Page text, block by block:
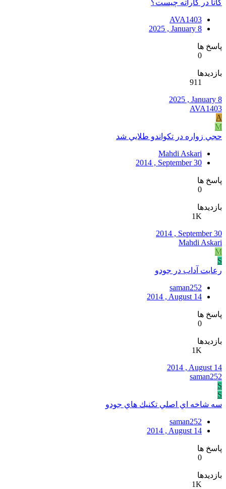
کاتا در کاراته چیست؟
AVA1403
2025 , January 8
پاسخ ها
0
بازدیدها
911
2025 , January 8
AVA1403
A
M
حجي زواره در تکواندو طلايي شد
Mahdi Askari
2014 , September 30
پاسخ ها
0
بازدیدها
1K
2014 , September 30
Mahdi Askari
M
S
رعايت آداب در جودو
saman252
2014 , August 14
پاسخ ها
0
بازدیدها
1K
2014 , August 14
saman252
S
S
سه شاخه اي اصلي تكنيك هاي جودو
saman252
2014 , August 14
پاسخ ها
0
بازدیدها
1K